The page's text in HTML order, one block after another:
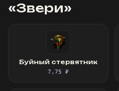
«Звери»
Буйный стервятник
7,75 ₽